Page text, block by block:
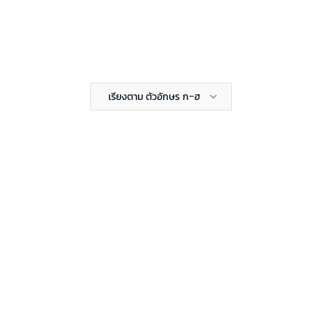
เรียงตาม ตัวอักษร ก-ฮ